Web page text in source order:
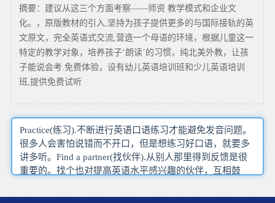
摘要：建议从这三个方面考察——师资 教学模式和企业文
化。，原版教材的引入,坚持为孩子提供更多的与国际接轨的英
文原文，完全英语式交流,营造一个母语的环境，根据儿童这一
特定的教学对象，培养孩子‘朗读’的习惯，纯北美外教，让孩
子能说会考.免费体验，设有幼儿英语培训班和少儿英语培训
班,提供免费试听
Practice(练习).不断进行英语口语练习才能避免发音问题。
很多人会害怕说错而不开口，但是想练习好口语，就要多
讲多听。Find a partner(找伙伴).从别人那里得到反馈是很
重要的。找个也对提高英语水平感兴趣的伙伴，互相鼓